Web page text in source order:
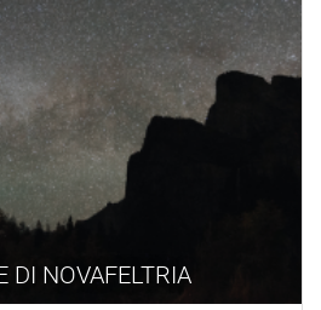
DI NOVAFELTRIA